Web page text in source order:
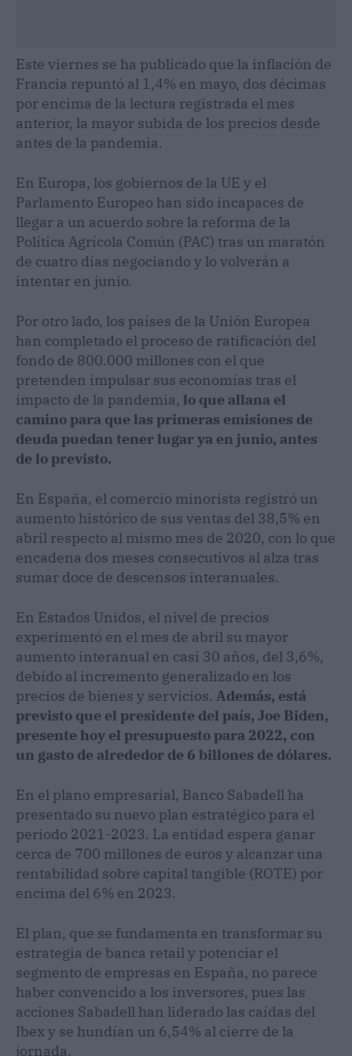
Este viernes se ha publicado que la inflación de
Francia repuntó al 1,4% en mayo, dos décimas
por encima de la lectura registrada el mes
anterior, la mayor subida de los precios desde
antes de la pandemia.
En Europa, los gobiernos de la UE y el
Parlamento Europeo han sido incapaces de
llegar a un acuerdo sobre la reforma de la
Política Agrícola Común (PAC) tras un maratón
de cuatro días negociando y lo volverán a
intentar en junio.
Por otro lado, los países de la Unión Europea
han completado el proceso de ratificación del
fondo de 800.000 millones con el que
pretenden impulsar sus economías tras el
impacto de la pandemia, lo que allana el
camino para que las primeras emisiones de
deuda puedan tener lugar ya en junio, antes
de lo previsto.
En España, el comercio minorista registró un
aumento histórico de sus ventas del 38,5% en
abril respecto al mismo mes de 2020, con lo que
encadena dos meses consecutivos al alza tras
sumar doce de descensos interanuales.
En Estados Unidos, el nivel de precios
experimentó en el mes de abril su mayor
aumento interanual en casi 30 años, del 3,6%,
debido al incremento generalizado en los
precios de bienes y servicios. Además, está
previsto que el presidente del país, Joe Biden,
presente hoy el presupuesto para 2022, con
un gasto de alrededor de 6 billones de dólares.
En el plano empresarial, Banco Sabadell ha
presentado su nuevo plan estratégico para el
periodo 2021-2023. La entidad espera ganar
cerca de 700 millones de euros y alcanzar una
rentabilidad sobre capital tangible (ROTE) por
encima del 6% en 2023.
El plan, que se fundamenta en transformar su
estrategia de banca retail y potenciar el
segmento de empresas en España, no parece
haber convencido a los inversores, pues las
acciones Sabadell han liderado las caídas del
Ibex y se hundían un 6,54% al cierre de la
jornada.